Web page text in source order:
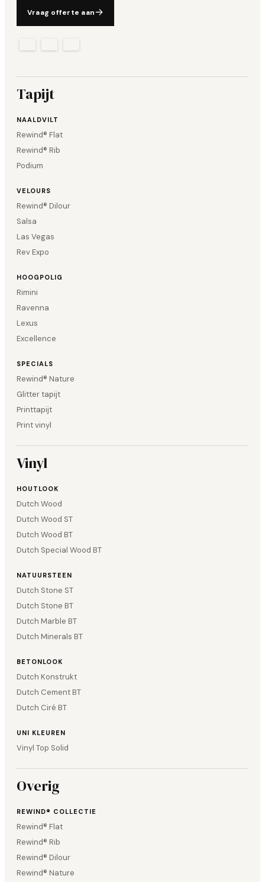
Vraag offerte aan
Tapijt
NAALDVILT
Rewind® Flat
Rewind® Rib
Podium
VELOURS
Rewind® Dilour
Salsa
Las Vegas
Rev Expo
HOOGPOLIG
Rimini
Ravenna
Lexus
Excellence
SPECIALS
Rewind® Nature
Glitter tapijt
Printtapijt
Print vinyl
Vinyl
HOUTLOOK
Dutch Wood
Dutch Wood ST
Dutch Wood BT
Dutch Special Wood BT
NATUURSTEEN
Dutch Stone ST
Dutch Stone BT
Dutch Marble BT
Dutch Minerals BT
BETONLOOK
Dutch Konstrukt
Dutch Cement BT
Dutch Ciré BT
UNI KLEUREN
Vinyl Top Solid
Overig
REWIND® COLLECTIE
Rewind® Flat
Rewind® Rib
Rewind® Dilour
Rewind® Nature